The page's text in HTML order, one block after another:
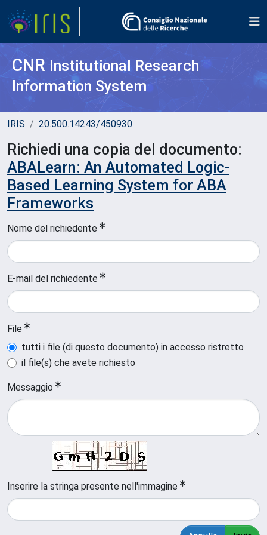
CNR Institutional Research
Information System
IRIS 20.500.14243/450930
Richiedi una copia del documento:
ABALearn: An Automated Logic-
Based Learning System for ABA
Frameworks
Nome del richiedente
E-mail del richiedente
File
tutti i file (di questo documento) in accesso ristretto
il file(s) che avete richiesto
Messaggio
Inserire la stringa presente nell'immagine